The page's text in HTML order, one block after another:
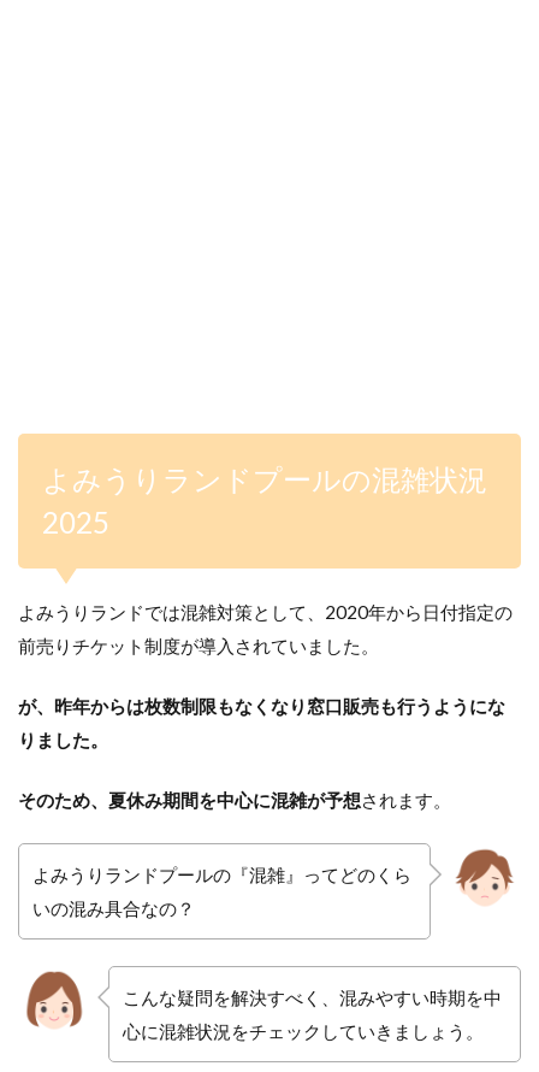
よみうりランドプールの混雑状況
2025
よみうりランドでは混雑対策として、2020年から日付指定の
前売りチケット制度が導入されていました。
が、昨年からは枚数制限もなくなり窓口販売も行うようにな
りました。
そのため、夏休み期間を中心に混雑が予想されます。
よみうりランドプールの『混雑』ってどのくら
いの混み具合なの？
こんな疑問を解決すべく、混みやすい時期を中
心に混雑状況をチェックしていきましょう。